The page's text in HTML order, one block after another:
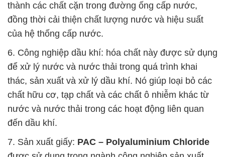
thành các chất cặn trong đường ống cấp nước,
đồng thời cải thiện chất lượng nước và hiệu suất
của hệ thống cấp nước.
6. Công nghiệp dầu khí: hóa chất này được sử dụng
để xử lý nước và nước thải trong quá trình khai
thác, sản xuất và xử lý dầu khí. Nó giúp loại bỏ các
chất hữu cơ, tạp chất và các chất ô nhiễm khác từ
nước và nước thải trong các hoạt động liên quan
đến dầu khí.
7. Sản xuất giấy: PAC – Polyaluminium Chloride